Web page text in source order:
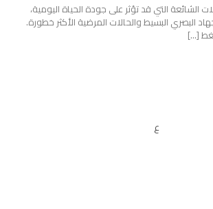
الشائعة التي قد تؤثر على جودة الحياة اليومية،
البصري البسيط والحالات المرضية الأكثر خطورة.
[…]
ع